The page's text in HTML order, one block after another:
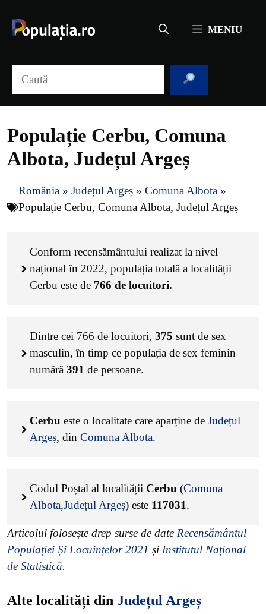
conținut
MENIU
Populație Cerbu, Comuna
Albota, Județul Argeș
România » Județul Argeș » Comuna Albota »
Populație Cerbu, Comuna Albota, Județul Argeș
Conform recensământului realizat la nivel
național în 2022, populația totală a localității
Cerbu este de 766 de locuitori.
Dintre cei 766 de locuitori, 375 sunt de sex
masculin, în timp ce populația de sex feminin
numără 391 de persoane.
Cerbu este o localitate care aparține de Județul
Argeș, din Comuna Albota.
Codul Poștal al localității Cerbu (Comuna
Albota,Județul Argeș) este 117031.
Articolul folosește drep surse de date Recensământul
Populației Și Locuințelor 2021 și Institutul Național
de Statistică.
Alte localități din Județul Argeș